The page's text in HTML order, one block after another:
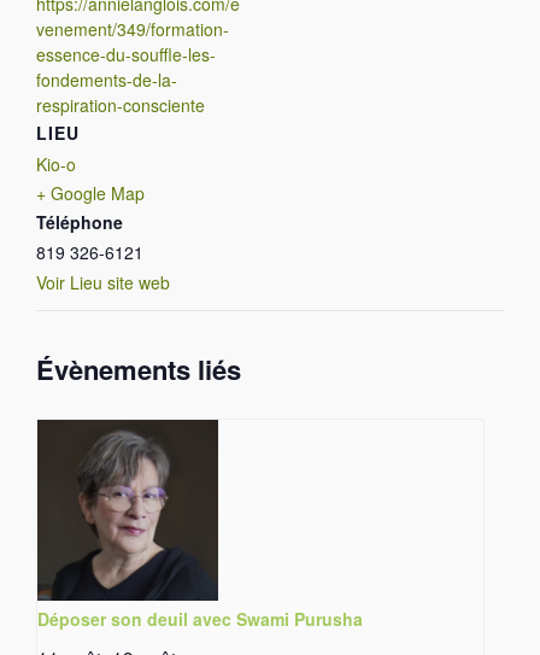
venement/349/formation-
essence-du-souffle-les-
fondements-de-la-
respiration-consciente
LIEU
Kio-o
+ Google Map
Téléphone
819 326-6121
Voir Lieu site web
Évènements liés
Déposer son deuil avec Swami Purusha